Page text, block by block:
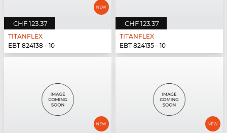
CHF 123.37
TITANFLEX
EBT 824138 - 10
CHF 123.37
TITANFLEX
EBT 824135 - 10